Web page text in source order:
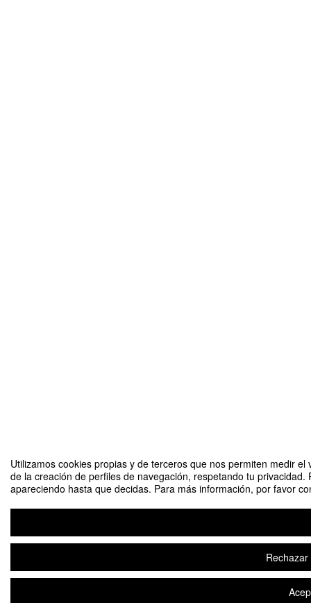
Utilizamos cookies propias y de terceros que nos permiten medir
de la creación de perfiles de navegación, respetando tu
apareciendo hasta que decidas. Para más información, por favor